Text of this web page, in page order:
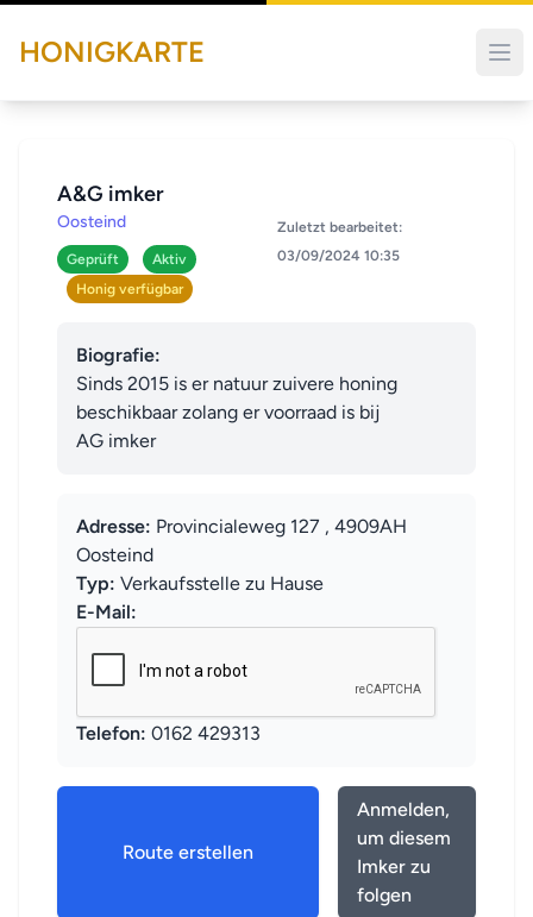
HONIGKARTE
A&G imker
Oosteind
Geprüft
Aktiv
Honig verfügbar
Zuletzt bearbeitet:
03/09/2024 10:35
Biografie:
Sinds 2015 is er natuur zuivere honing
beschikbaar zolang er voorraad is bij
AG imker
Adresse: Provincialeweg 127 , 4909AH
Oosteind
Typ: Verkaufsstelle zu Hause
E-Mail:
Telefon: 0162 429313
Route erstellen
Anmelden,
um diesem
Imker zu
folgen